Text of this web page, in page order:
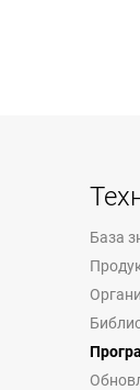
База